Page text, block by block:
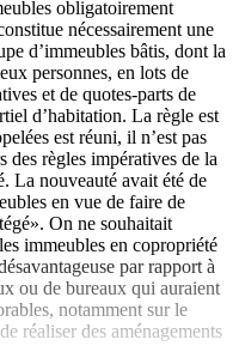
obligatoirement
nécessairement une
d’immeubles bâtis, dont la
personnes, en lots de
et de quotes-parts de
d’habitation. La règle est
est réuni, il n’est pas
des règles impératives de la
La nouveauté avait été de
en vue de faire de
On ne souhaitait
immeubles en copropriété
par rapport à
ou de bureaux qui auraient
notamment sur le
réaliser des aménagements